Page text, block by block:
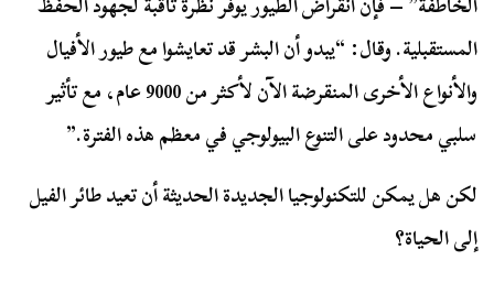
المستقبلية. وقال: “يبدو أن البشر قد تعايشوا مع طيور الأفيال
والأنواع الأخرى المنقرضة الآن لأكثر من 9000 عام، مع تأثير
سلبي محدود على التنوع البيولوجي في معظم هذه الفترة.”
لكن هل يمكن للتكنولوجيا الجديدة الحديثة أن تعيد طائر الفيل
إلى الحياة؟